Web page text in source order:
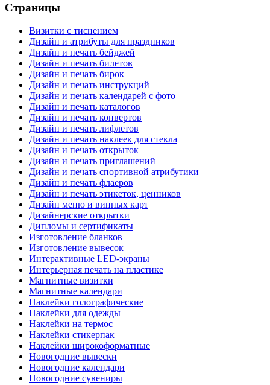
Страницы
Визитки с тиснением
Дизайн и атрибуты для праздников
Дизайн и печать бейджей
Дизайн и печать билетов
Дизайн и печать бирок
Дизайн и печать инструкций
Дизайн и печать календарей с фото
Дизайн и печать каталогов
Дизайн и печать конвертов
Дизайн и печать лифлетов
Дизайн и печать наклеек для стекла
Дизайн и печать открыток
Дизайн и печать приглашений
Дизайн и печать спортивной атрибутики
Дизайн и печать флаеров
Дизайн и печать этикеток, ценников
Дизайн меню и винных карт
Дизайнерские открытки
Дипломы и сертификаты
Изготовление бланков
Изготовление вывесок
Интерактивные LED-экраны
Интерьерная печать на пластике
Магнитные визитки
Магнитные календари
Наклейки голографические
Наклейки для одежды
Наклейки на термос
Наклейки стикерпак
Наклейки широкоформатные
Новогодние вывески
Новогодние календари
Новогодние сувениры